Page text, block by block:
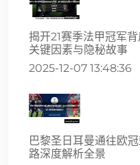
揭开21赛季法甲冠军
关键因素与隐秘故事
2025-12-07 13:48:36
巴黎圣日耳曼通往欧
路深度解析全景